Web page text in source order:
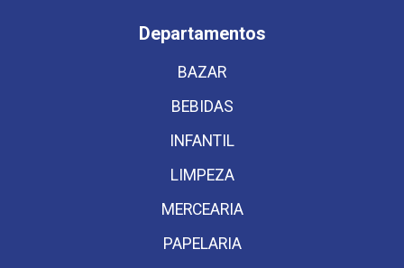
Departamentos
BAZAR
BEBIDAS
INFANTIL
LIMPEZA
MERCEARIA
PAPELARIA